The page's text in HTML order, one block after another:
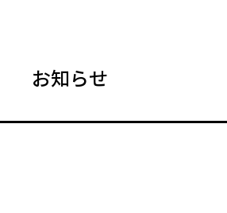
お知らせ